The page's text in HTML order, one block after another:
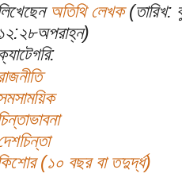
অতিথি লেখক(তারিখ:
(১০ বছর বা তদুর্দ্ধ)